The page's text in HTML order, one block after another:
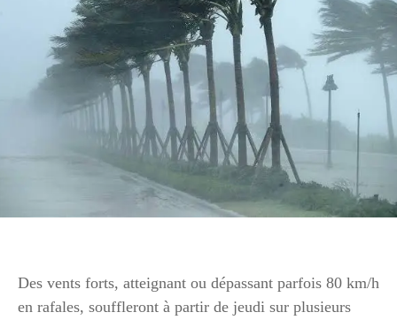
Des vents forts, atteignant ou dépassant parfois 80 km/h
en rafales, souffleront à partir de jeudi sur plusieurs